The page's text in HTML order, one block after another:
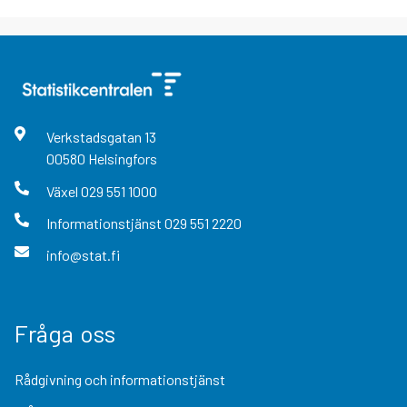
Verkstadsgatan 13
00580 Helsingfors
Växel 029 551 1000
Informationstjänst 029 551 2220
info@stat.fi
Fråga oss
Rådgivning och informationstjänst